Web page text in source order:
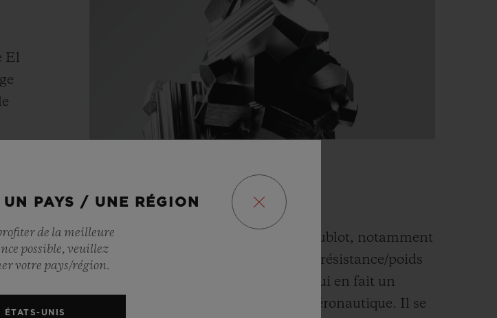
El
TITANE
Le titane est largement utilisé par Hublot, notamment
pour sa légèreté. Il affiche le rapport résistance/poids
le plus élevé de tous les métaux, ce qui en fait un
matériau très prisé notamment en aéronautique. Il se
PAYS / UNE RÉGION
de la meilleure
possible, veuillez
votre pays/région.
ÉTATS-UNIS